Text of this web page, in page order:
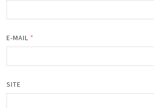
E-MAIL *
SITE